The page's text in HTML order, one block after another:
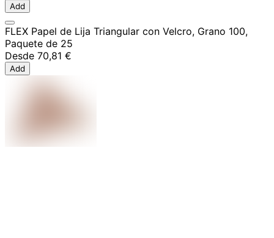
Add
FLEX Papel de Lija Triangular con Velcro, Grano 100,
Paquete de 25
Desde 70,81 €
Add